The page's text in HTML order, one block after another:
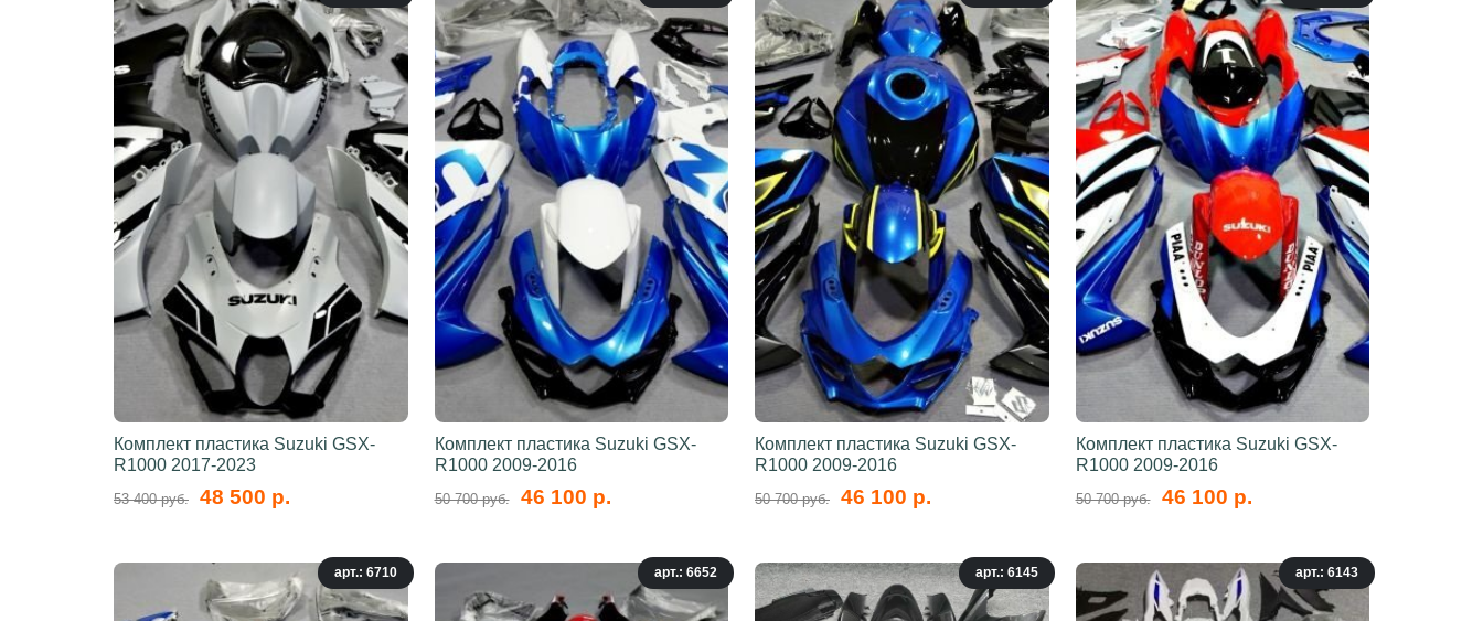
Комплект пластика Suzuki GSX-
R1000 2017-2023
53 400 руб. 48 500 р.
Комплект пластика Suzuki GSX-
R1000 2009-2016
50 700 руб. 46 100 р.
Комплект пластика Suzuki GSX-
R1000 2009-2016
50 700 руб. 46 100 р.
Комплект пластика Suzuki GSX-
R1000 2009-2016
50 700 руб. 46 100 р.
арт.: 6710 арт.: 6652 арт.: 6145 арт.: 6143